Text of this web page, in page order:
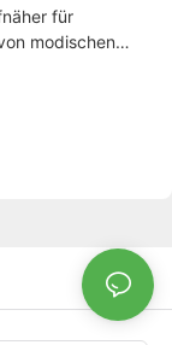
für
modischen